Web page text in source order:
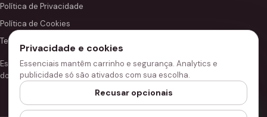
Política de Privacidade
Política de Cookies
Termos de Uso
Este site é independente e não é o portal institucional oficial
do Grupo Hinode.
Privacidade e cookies
Essenciais mantêm carrinho e segurança. Analytics e
publicidade só são ativados com sua escolha.
Recusar opcionais